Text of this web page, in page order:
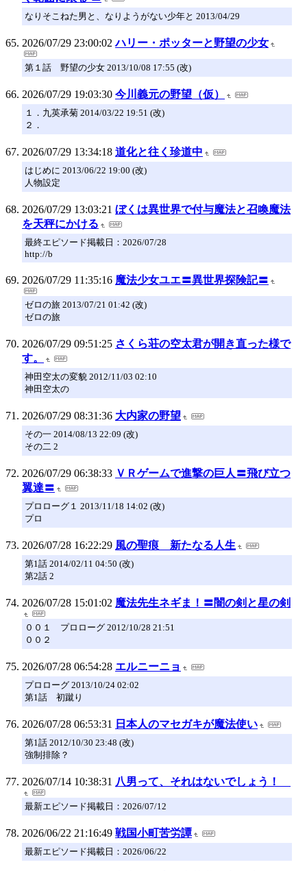
なりそこねた男と、なりようがない少年と 2013/04/29
2026/07/29 23:00:02 ハリー・ポッターと野望の少女
第１話 野望の少女 2013/10/08 17:55 (改)
2026/07/29 19:03:30 今川義元の野望（仮）
１．九英承菊 2014/03/22 19:51 (改)
２．
2026/07/29 13:34:18 道化と往く珍道中
はじめに 2013/06/22 19:00 (改)
人物設定
2026/07/29 13:03:21 ぼくは異世界で付与魔法と召喚魔法
を天秤にかける
最終エピソード掲載日：2026/07/28
http://b
2026/07/29 11:35:16 魔法少女ユエ〓異世界探険記〓
ゼロの旅 2013/07/21 01:42 (改)
ゼロの旅
2026/07/29 09:51:25 さくら荘の空太君が開き直った様で
す。
神田空太の変貌 2012/11/03 02:10
神田空太の
2026/07/29 08:31:36 大内家の野望
その一 2014/08/13 22:09 (改)
その二 2
2026/07/29 06:38:33 ＶＲゲームで進撃の巨人〓飛び立つ
翼達〓
プロローグ１ 2013/11/18 14:02 (改)
プロ
2026/07/28 16:22:29 風の聖痕 新たなる人生
第1話 2014/02/11 04:50 (改)
第2話 2
2026/07/28 15:01:02 魔法先生ネギま！〓闇の剣と星の剣
００１ プロローグ 2012/10/28 21:51
００２
2026/07/28 06:54:28 エルニーニョ
プロローグ 2013/10/24 02:02
第1話 初蹴り
2026/07/28 06:53:31 日本人のマセガキが魔法使い
第1話 2012/10/30 23:48 (改)
強制排除？
2026/07/14 10:38:31 八男って、それはないでしょう！
最新エピソード掲載日：2026/07/12
2026/06/22 21:16:49 戦国小町苦労譚
最新エピソード掲載日：2026/06/22